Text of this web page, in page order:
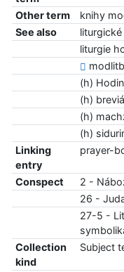
Other term
knihy
See also
liturgie
(h)
(h)
(h)
(h)
Linking
entry
prayer-
Conspect
2 -
26 -
27-5 -
Collection
kind
Subject